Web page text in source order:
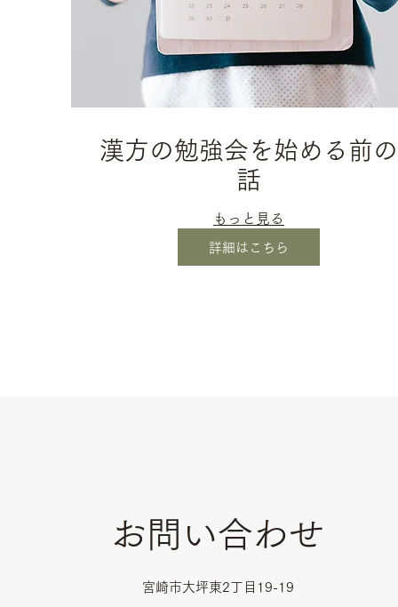
漢方の勉強会を始める前の
話
もっと見る
詳細はこちら
お問い合わせ
​​宮崎市大坪東2丁目19-19